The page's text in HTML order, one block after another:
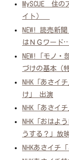
MySCUE 住の
イト）
NEW! 読売新
はＮＧワード
NEW!「モノ
づけの基本（
NHK「あさイ
け」 出演
NHK「あさイ
NHK「おはよ
うする？」放
NHKあさイチ